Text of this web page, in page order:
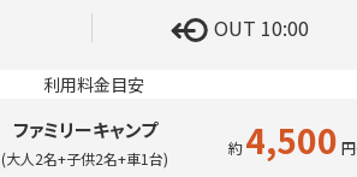
OUT 10:00
ファミリーキャンプ
(大人2名+子供2名+車1台) 4,500